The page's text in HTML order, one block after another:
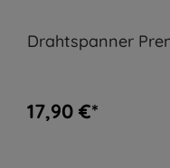
Drahtspanner
17,90 €*